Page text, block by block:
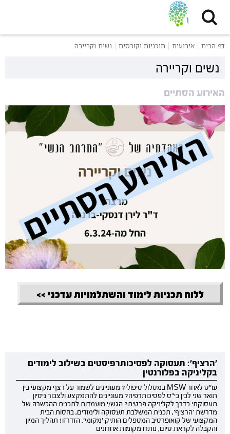
דף הבית אירועים תוכניות וקורסים נשים וקריירה
נשים וקריירה
האירוע הסתיים
ללוח תכניות לימוד והשתלמויות עדכני >>
'הרציף': תעסוקה לפסיכותרפיסטים בשילוב לימודים
בקליניקה בפלורנטין
עו"ס לאחר MSW במסלול טיפולי? מעוניינים לשמור על רצף מקצועי בין
תואר שני לבין בי"ס לפסיכותרפיה? מעוניינים להתמקצע ולצבור ניסיון
תעסוקתי בדרך לקליניקה פרטית? הגש/י מועמדות לתכנית ההכשרה של
מדרשת 'הרציף', תכנית המשלבת תעסוקה ולימודים, בחסות הבית
המקצועי של קואופרטיב המטפלים הותיק 'מקומי'. הזדרזו! תהליך המיון
והקבלה לקראת סיום, נותרו מקומות אחרונים